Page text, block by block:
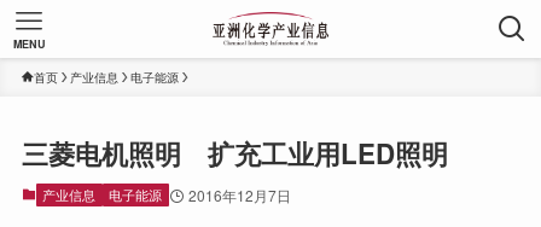
MENU
首页 产业信息 电子能源
三菱电机照明 扩充工业用LED照明
产业信息 电子能源 2016年12月7日